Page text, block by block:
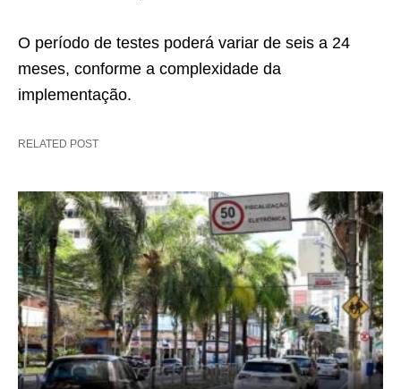
O período de testes poderá variar de seis a 24
meses, conforme a complexidade da
implementação.
RELATED POST